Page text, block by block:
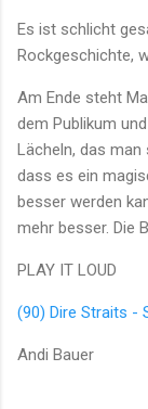
Es ist schlicht
Rockgeschichte,
Am Ende steht
dem Publikum
Lächeln, das
dass es ein
besser werden
mehr besser. Die
PLAY IT LOUD
(90) Dire Straits -
Andi Bauer